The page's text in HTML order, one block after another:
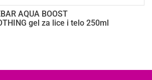
AQUA BOOST
gel za lice i telo 250ml